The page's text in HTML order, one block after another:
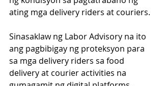
ating mga delivery riders at couriers.
Sinasaklaw ng Labor Advisory na ito
ang pagbibigay ng proteksyon para
sa mga delivery riders sa food
delivery at courier activities na